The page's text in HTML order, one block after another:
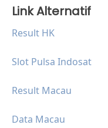
Link Alternatif
Result HK
Slot Pulsa Indosat
Result Macau
Data Macau